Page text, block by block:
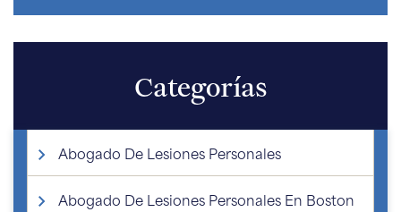
Categorías
Abogado De Lesiones Personales
Abogado De Lesiones Personales En Boston